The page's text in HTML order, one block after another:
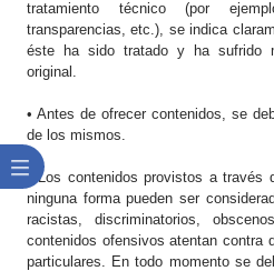
tratamiento técnico (por
transparencias, etc.), se indica
éste ha sido tratado y ha sufrido
original.
• Antes de ofrecer contenidos, se
de los mismos.
• Los contenidos provistos a través
ninguna forma pueden ser
racistas, discriminatorios,
contenidos ofensivos atentan contra
particulares. En todo momento se